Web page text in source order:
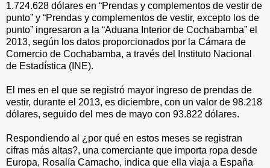
1.724.628 dólares en “Prendas y complementos de vestir de
punto” y “Prendas y complementos de vestir, excepto los de
punto” ingresaron a la “Aduana Interior de Cochabamba” el
2013, según los datos proporcionados por la Cámara de
Comercio de Cochabamba, a través del Instituto Nacional
de Estadística (INE).
El mes en el que se registró mayor ingreso de prendas de
vestir, durante el 2013, es diciembre, con un valor de 98.218
dólares, seguido del mes de mayo con 93.822 dólares.
Respondiendo al ¿por qué en estos meses se registran
cifras más altas?, una comerciante que importa ropa desde
Europa, Rosalía Camacho, indica que ella viaja a España